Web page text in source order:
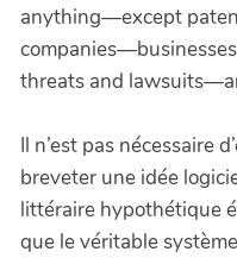
anything—except
threats and
Il n’est pas nécessaire
breveter une idée
littéraire hypothétique
que le véritable